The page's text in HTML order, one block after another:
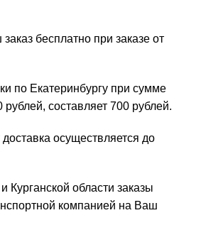
бесплатно при заказе от
по Екатеринбургу при сумме
рублей, составляет 700 рублей.
осуществляется до
Курганской области заказы
компанией на Ваш